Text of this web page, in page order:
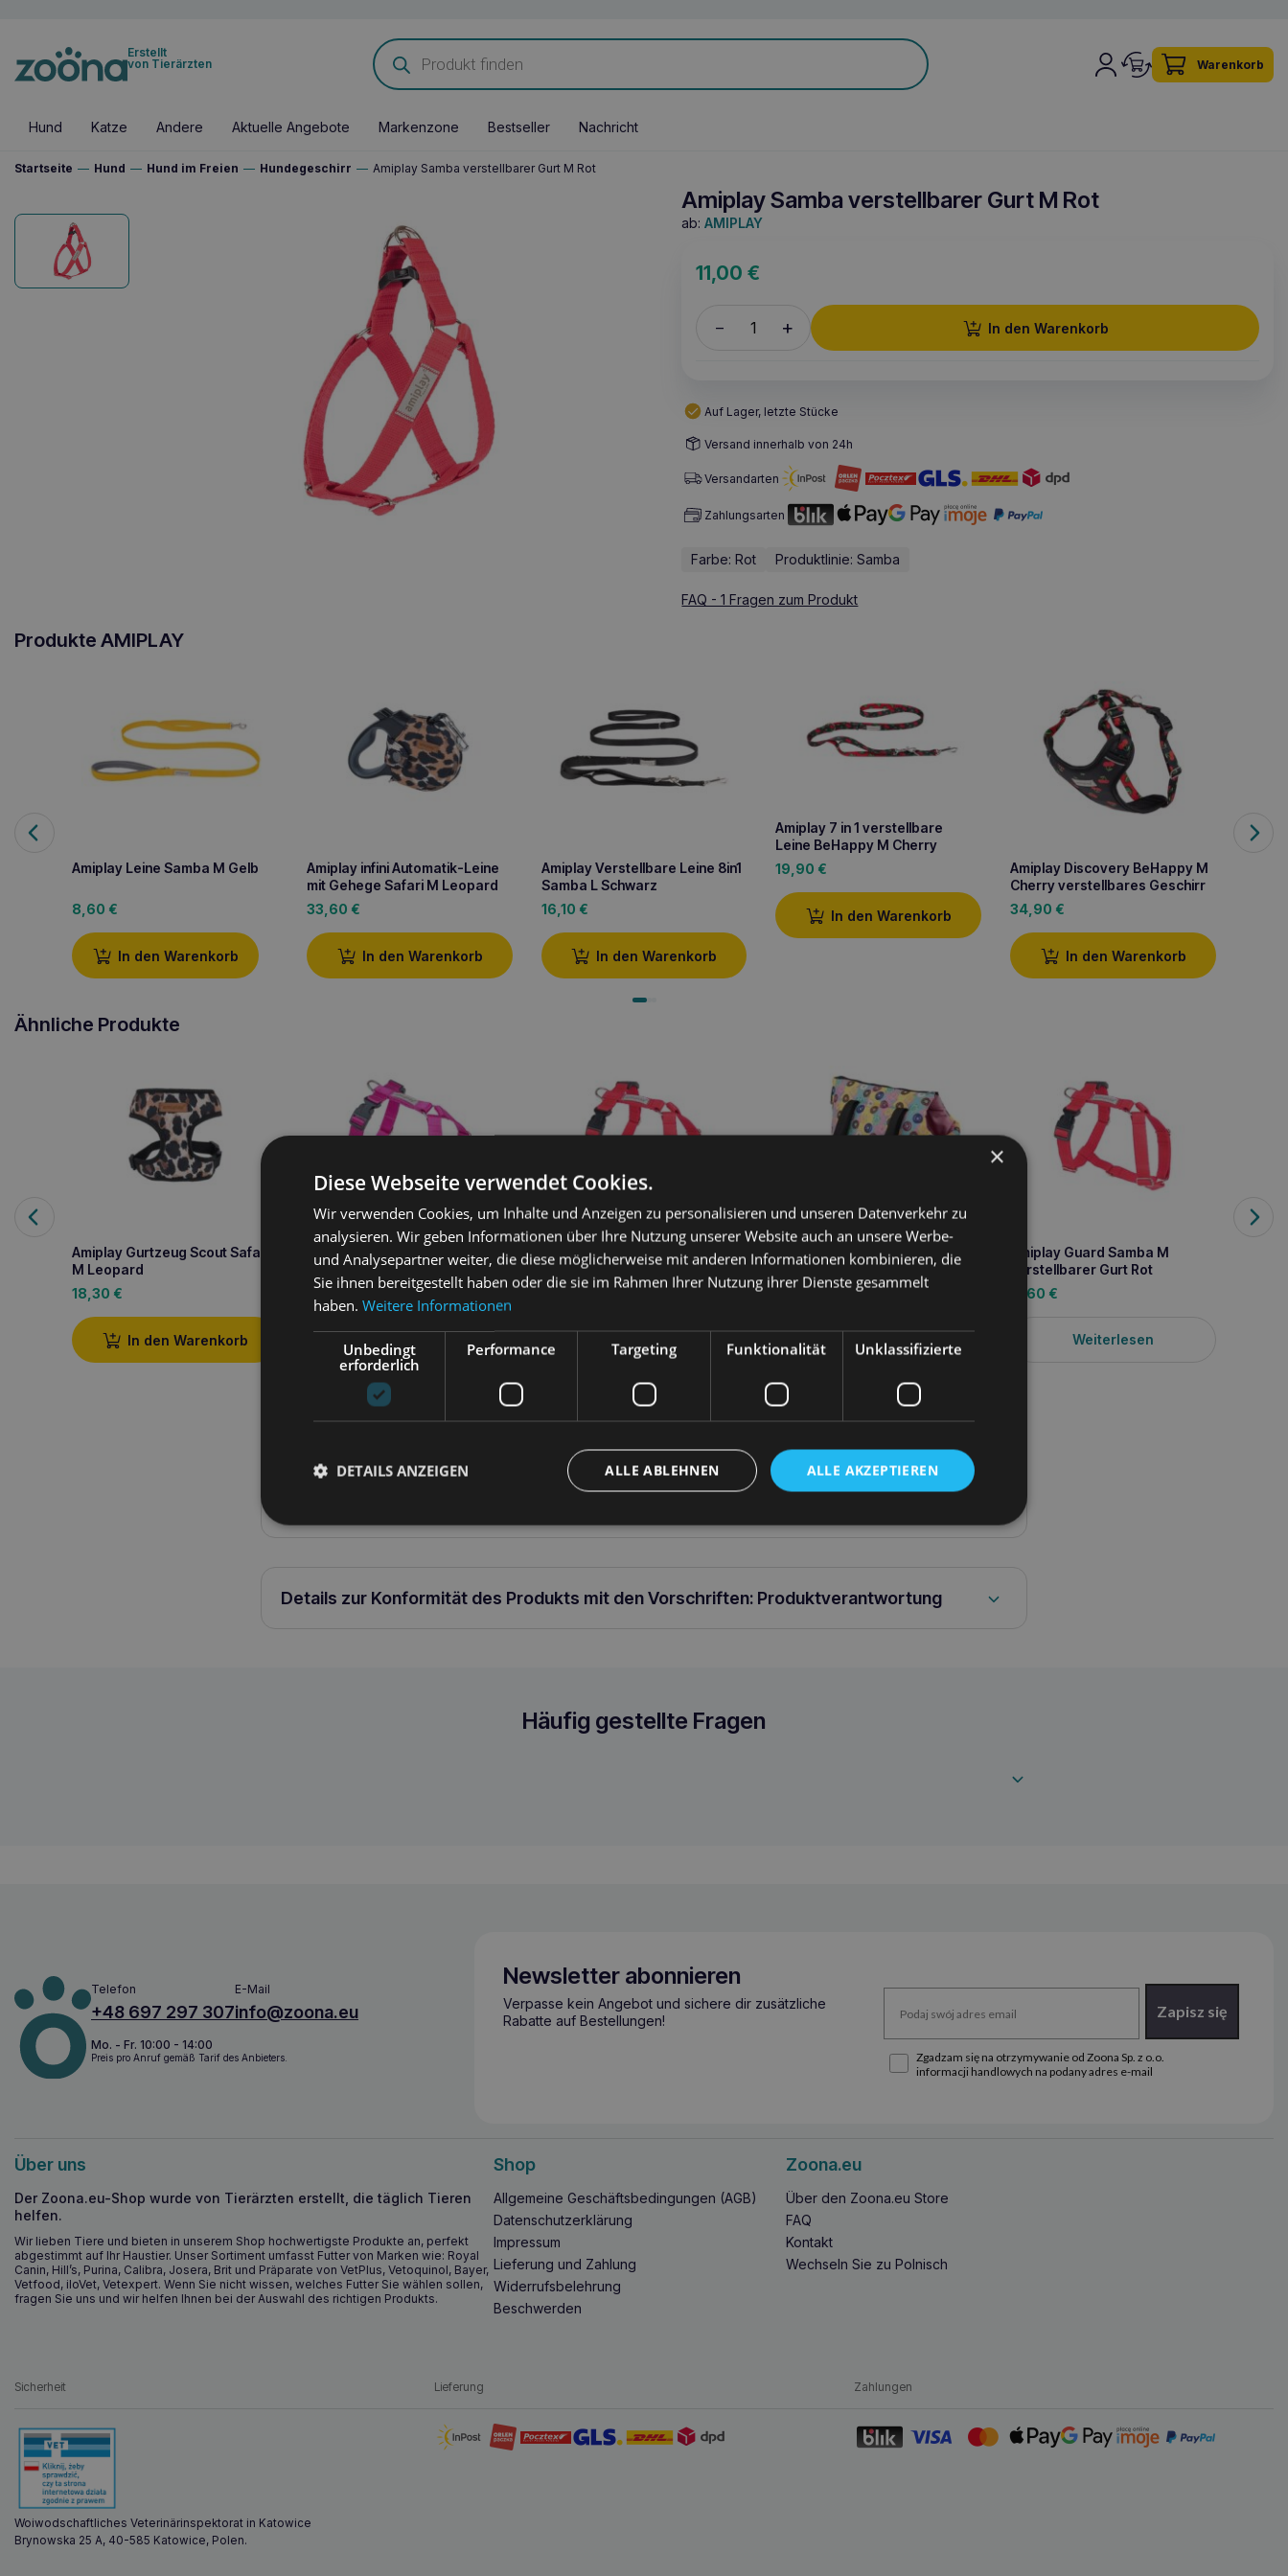
Erstellt
von Tierärzten
Products
search
Warenkorb
Hund Katze Andere Aktuelle Angebote Markenzone Bestseller Nachricht
Startseite — Hund — Hund im Freien — Hundegeschirr — Amiplay Samba verstellbarer Gurt M Rot
Amiplay Samba verstellbarer Gurt M Rot
ab: AMIPLAY
11,00€
– + In den Warenkorb
Auf Lager, letzte Stücke
Versand innerhalb von 24h
Versandarten
Zahlungsarten
Farbe: Rot Produktlinie: Samba
FAQ - 1 Fragen zum Produkt
Produkte AMIPLAY
Amiplay Leine Samba M Gelb
8,60 €
In den Warenkorb
Amiplay infini Automatik-Leine
mit Gehege Safari M Leopard
33,60 €
In den Warenkorb
Amiplay Verstellbare Leine 8in1
Samba L Schwarz
16,10 €
In den Warenkorb
Amiplay 7 in 1 verstellbare
Leine BeHappy M Cherry
19,90 €
In den Warenkorb
Amiplay Discovery BeHappy M
Cherry verstellbares Geschirr
34,90 €
In den Warenkorb
Ähnliche Produkte
Amiplay Gurtzeug Scout Safari
M Leopard
18,30 €
In den Warenkorb
Amiplay Guard Samba
verstellbarer Gurt M Rosa
11,60€
In den Warenkorb
Amiplay Guard Samba S
verstellbarer Gurt Rot
10,50€
In den Warenkorb
Amiplay Tragetasche BeHappy
L Donut
37,60€
Weiterlesen
Amiplay Guard Samba M
verstellbarer Gurt Rot
11,60 €
Weiterlesen
Details zur Konformität des Produkts mit den Vorschriften: Produktverantwortung
Häufig gestellte Fragen
Telefon
+48 697 297 307
E-Mail
info@zoona.eu
Mo. - Fr. 10:00 - 14:00
Preis pro Anruf gemäß Tarif des Anbieters.
Newsletter abonnieren
Verpasse kein Angebot und sichere dir zusätzliche
Rabatte auf Bestellungen!
Zapisz się
Zgadzam się na otrzymywanie od Zoona Sp. z o.o.
informacji handlowych na podany adres e-mail
Über uns
Der Zoona.eu-Shop wurde von Tierärzten erstellt, die täglich Tieren
helfen.
Wir lieben Tiere und bieten in unserem Shop hochwertigste Produkte an, perfekt
abgestimmt auf Ihr Haustier. Unser Sortiment umfasst Futter von Marken wie: Royal
Canin, Hill’s, Purina, Calibra, Josera, Brit und Präparate von VetPlus, Vetoquinol, Bayer,
Vetfood, iloVet, Vetexpert. Wenn Sie nicht wissen, welches Futter Sie wählen sollen,
fragen Sie uns und wir helfen Ihnen bei der Auswahl des richtigen Produkts.
Shop
Allgemeine Geschäftsbedingungen (AGB)
Datenschutzerklärung
Impressum
Lieferung und Zahlung
Widerrufsbelehrung
Beschwerden
Zoona.eu
Über den Zoona.eu Store
FAQ
Kontakt
Wechseln Sie zu Polnisch
Sicherheit
Woiwodschaftliches Veterinärinspektorat in Katowice
Brynowska 25 A, 40-585 Katowice, Polen.
Lieferung Zahlungen
×
Diese Webseite verwendet Cookies.
Wir verwenden Cookies, um Inhalte und Anzeigen zu personalisieren und unseren Datenverkehr zu
analysieren. Wir geben Informationen über Ihre Nutzung unserer Website auch an unsere Werbe-
und Analysepartner weiter, die diese möglicherweise mit anderen Informationen kombinieren, die
Sie ihnen bereitgestellt haben oder die sie im Rahmen Ihrer Nutzung ihrer Dienste gesammelt
haben. Weitere Informationen
Unbedingt
erforderlich
Performance Targeting Funktionalität Unklassifizierte
ALLE AKZEPTIEREN
ALLE ABLEHNEN
DETAILS ANZEIGEN